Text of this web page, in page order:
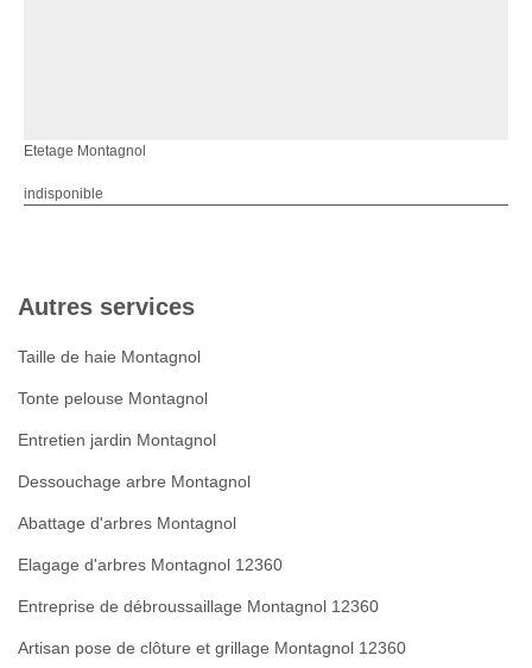
Etetage Montagnol
indisponible
Autres services
Taille de haie Montagnol
Tonte pelouse Montagnol
Entretien jardin Montagnol
Dessouchage arbre Montagnol
Abattage d'arbres Montagnol
Elagage d'arbres Montagnol 12360
Entreprise de débroussaillage Montagnol 12360
Artisan pose de clôture et grillage Montagnol 12360